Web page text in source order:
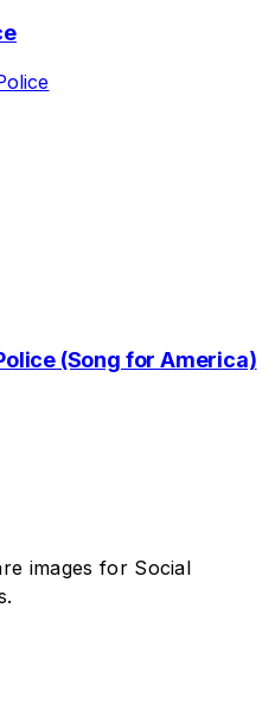
(Song for America)
images for Social